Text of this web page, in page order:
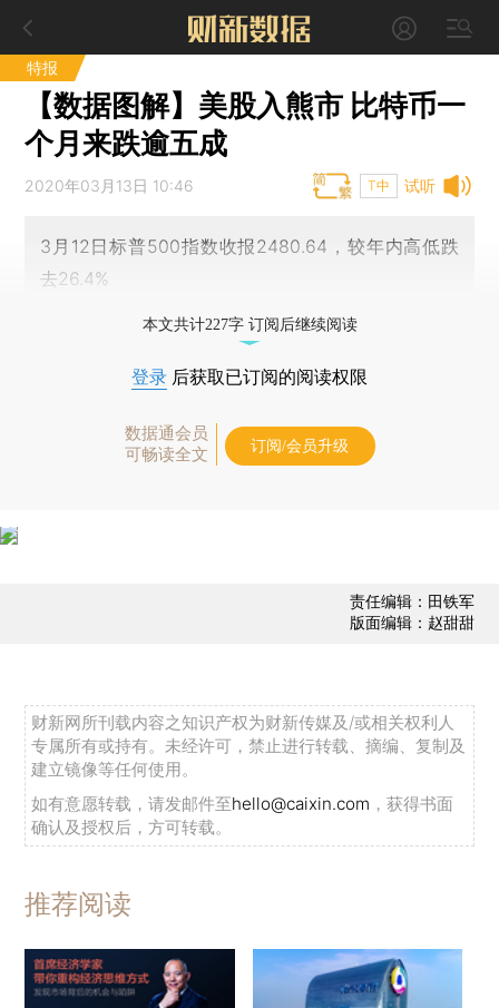
特报
【数据图解】美股入熊市 比特币一
个月来跌逾五成
试听
2020年03月13日 10:46 T中
3月12日标普500指数收报2480.64，较年内高低跌
去26.4%
本文共计227字 订阅后继续阅读
登录 后获取已订阅的阅读权限
数据通会员
可畅读全文
订阅/会员升级
责任编辑：田铁军
版面编辑：赵甜甜
财新网所刊载内容之知识产权为财新传媒及/或相关权利人
专属所有或持有。未经许可，禁止进行转载、摘编、复制及
建立镜像等任何使用。
如有意愿转载，请发邮件至hello@caixin.com ，获得书面
确认及授权后，方可转载。
推荐阅读